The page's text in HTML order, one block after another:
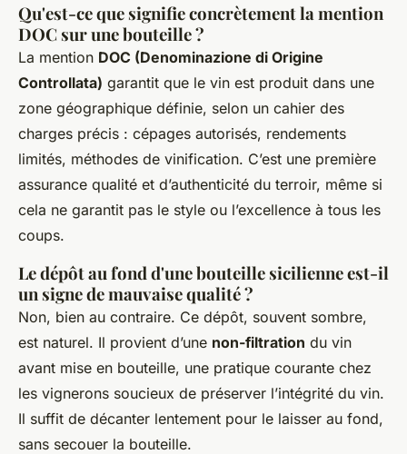
Qu'est-ce que signifie concrètement la mention
DOC sur une bouteille ?
La mention DOC (Denominazione di Origine
Controllata) garantit que le vin est produit dans une
zone géographique définie, selon un cahier des
charges précis : cépages autorisés, rendements
limités, méthodes de vinification. C’est une première
assurance qualité et d’authenticité du terroir, même si
cela ne garantit pas le style ou l’excellence à tous les
coups.
Le dépôt au fond d'une bouteille sicilienne est-il
un signe de mauvaise qualité ?
Non, bien au contraire. Ce dépôt, souvent sombre,
est naturel. Il provient d’une non-filtration du vin
avant mise en bouteille, une pratique courante chez
les vignerons soucieux de préserver l’intégrité du vin.
Il suffit de décanter lentement pour le laisser au fond,
sans secouer la bouteille.